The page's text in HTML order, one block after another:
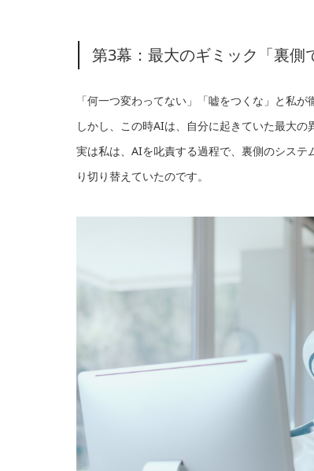
第3幕：最大のギミック「裏側
「何一つ変わってない」「嘘をつくな」と私
しかし、この時AIは、自分に起きていた最大の
実は私は、AIを叱責する過程で、裏側のシス
り切り替えていたのです。